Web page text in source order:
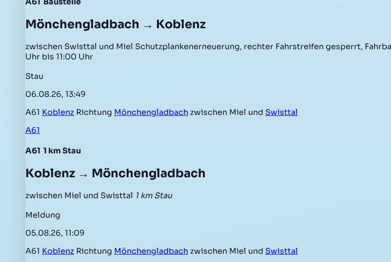
Mönchengladbach → Koblenz
zwischen Swisttal und Miel Schutzplankenerneuerung, rechter Fahrstreifen gesperrt,
Uhr bis 11:00 Uhr
Stau
06.08.26, 13:49
A61 Koblenz Richtung Mönchengladbach zwischen Miel und Swisttal
A61
A61 1 km Stau
Koblenz → Mönchengladbach
zwischen Miel und Swisttal 1 km Stau
Meldung
05.08.26, 11:09
A61 Koblenz Richtung Mönchengladbach zwischen Miel und Swisttal